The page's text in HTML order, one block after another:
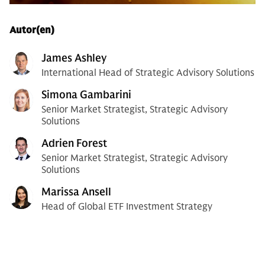
Autor(en)
James Ashley
International Head of Strategic Advisory Solutions
Simona Gambarini
Senior Market Strategist, Strategic Advisory
Solutions
Adrien Forest
Senior Market Strategist, Strategic Advisory
Solutions
Marissa Ansell
Head of Global ETF Investment Strategy